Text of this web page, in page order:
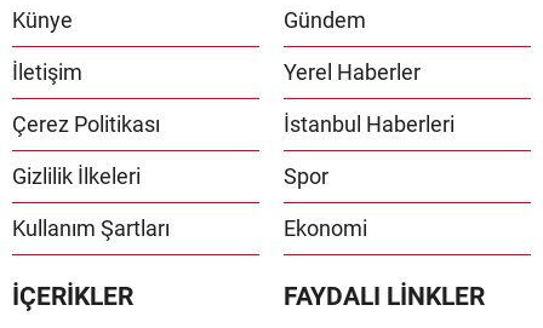
Künye
İletişim
Çerez Politikası
Gizlilik İlkeleri
Kullanım Şartları
Gündem
Yerel Haberler
İstanbul Haberleri
Spor
Ekonomi
İÇERİKLER FAYDALI LİNKLER